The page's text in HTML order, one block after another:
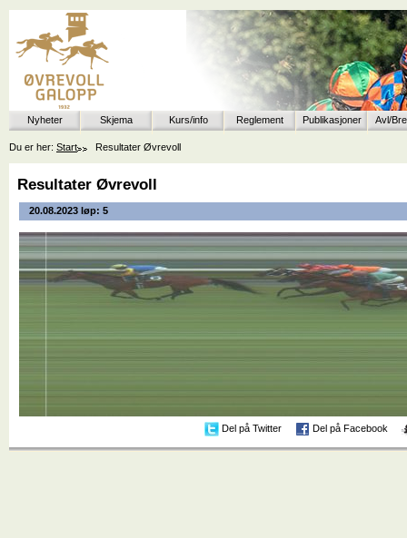
Nyheter Skjema Kurs/info Reglement Publikasjoner Avl/
Du er her: Start Resultater Øvrevoll
Resultater Øvrevoll
20.08.2023 løp: 5
Del på Twitter Del på Facebook